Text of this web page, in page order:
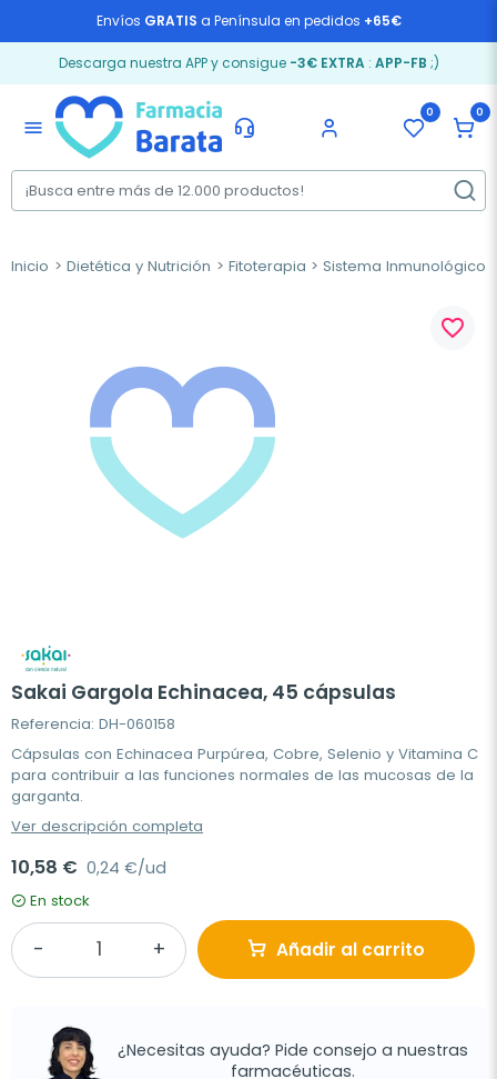
Envíos GRATIS a Península en pedidos +65€
Descarga nuestra APP y consigue -3€ EXTRA: APP-FB ;)
menu
0 0
Inicio Dietética y Nutrición Fitoterapia Sistema Inmunológico
favorite_border
Sakai Gargola Echinacea, 45 cápsulas
Referencia: DH-060158
Cápsulas con Echinacea Purpúrea, Cobre, Selenio y Vitamina C
para contribuir a las funciones normales de las mucosas de la
garganta.
Ver descripción completa
10,58 € 0,24 €/ud
En stock
Añadir al carrito
¿Necesitas ayuda? Pide consejo a nuestras
farmacéuticas.